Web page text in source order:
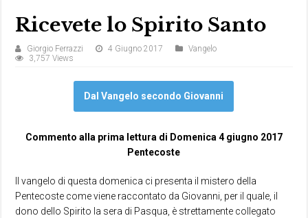
Ricevete lo Spirito Santo
Giorgio Ferrazzi 4 Giugno 2017
Vangelo
3,757 Views
Dal Vangelo secondo Giovanni
Commento alla prima lettura di Domenica 4 giugno 2017
Pentecoste
Il vangelo di questa domenica ci presenta il mistero della
Pentecoste come viene raccontato da Giovanni, per il quale, il
dono dello Spirito la sera di Pasqua, è strettamente collegato